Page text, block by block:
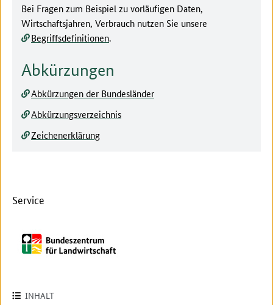
Bei Fragen zum Beispiel zu vorläufigen Daten,
Wirtschaftsjahren, Verbrauch nutzen Sie unsere
Begriffsdefinitionen.
Abkürzungen
Abkürzungen der Bundesländer
Abkürzungsverzeichnis
Zeichenerklärung
Service
INHALT